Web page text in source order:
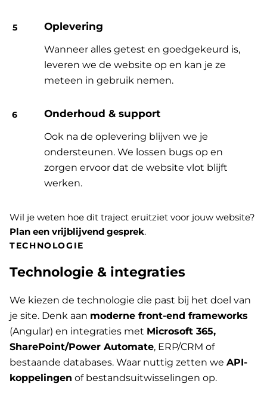
Oplevering
Wanneer alles getest en goedgekeurd is,
leveren we de website op en kan je ze
meteen in gebruik nemen.
Onderhoud & support
Ook na de oplevering blijven we je
ondersteunen. We lossen bugs op en
zorgen ervoor dat de website vlot blijft
werken.
Wil je weten hoe dit traject eruitziet voor jouw website?
Plan een vrijblijvend gesprek.
TECHNOLOGIE
Technologie & integraties
We kiezen de technologie die past bij het doel van
je site. Denk aan moderne front-end frameworks
(Angular) en integraties met Microsoft 365,
SharePoint/Power Automate, ERP/CRM of
bestaande databases. Waar nuttig zetten we API-
koppelingen of bestandsuitwisselingen op.